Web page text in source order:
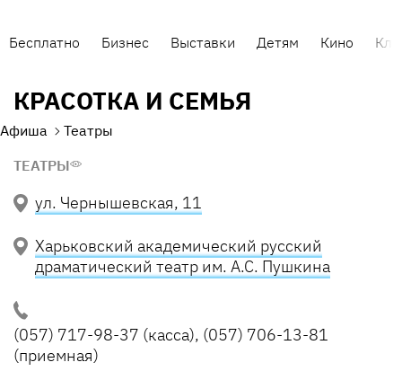
Бесплатно Бизнес Выставки Детям Кино
КРАСОТКА И СЕМЬЯ
Афиша Театры
ТЕАТРЫ
ул. Чернышевская, 11
Харьковский академический русский
драматический театр им. А.С. Пушкина
(057) 717-98-37 (касса), (057) 706-13-81
(приемная)